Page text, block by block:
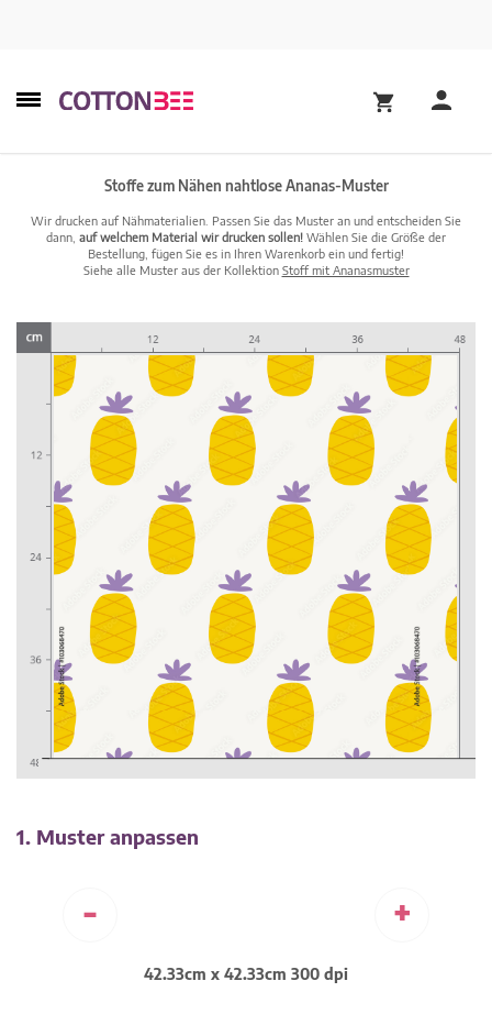
Stoffe zum Nähen nahtlose Ananas-Muster
Wir drucken auf Nähmaterialien. Passen Sie das Muster an und entscheiden Sie
dann, auf welchem Material wir drucken sollen! Wählen Sie die Größe der
Bestellung, fügen Sie es in Ihren Warenkorb ein und fertig!
Siehe alle Muster aus der Kollektion Stoff mit Ananasmuster
1. Muster anpassen
- +
42.33cm x 42.33cm 300 dpi